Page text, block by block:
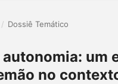
/ Dossiê Temático
um
no